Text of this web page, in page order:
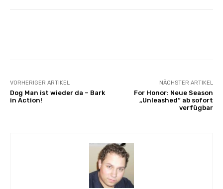
VORHERIGER ARTIKEL
Dog Man ist wieder da – Bark
in Action!
NÄCHSTER ARTIKEL
For Honor: Neue Season
„Unleashed“ ab sofort
verfügbar